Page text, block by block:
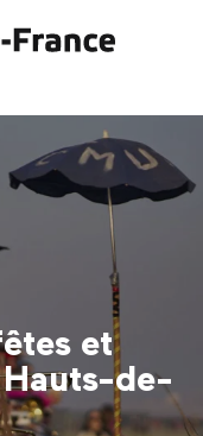
et
de-